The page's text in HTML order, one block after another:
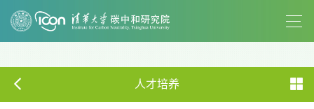
人才培养